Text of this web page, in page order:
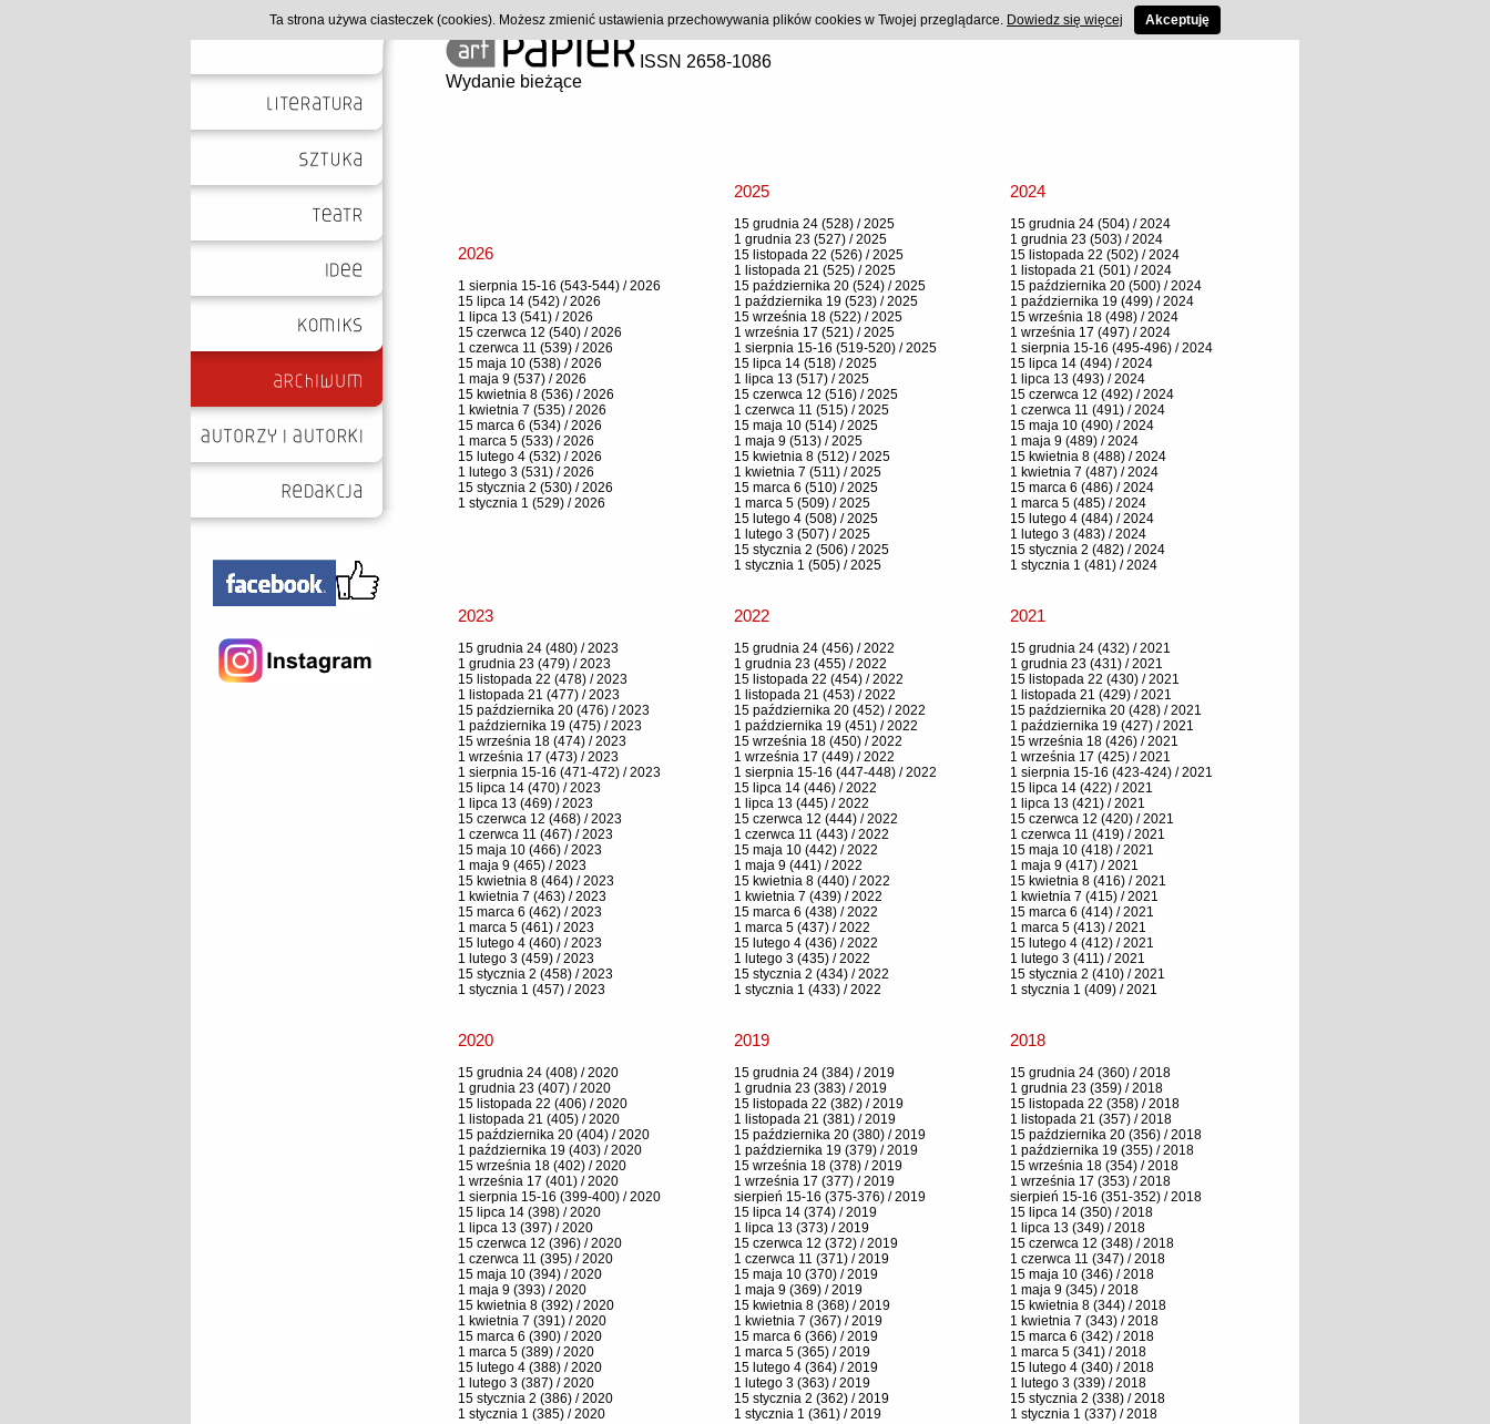
ISSN 2658-1086
Wydanie bieżące
2026
1 sierpnia 15-16 (543-544) / 2026
15 lipca 14 (542) / 2026
1 lipca 13 (541) / 2026
15 czerwca 12 (540) / 2026
1 czerwca 11 (539) / 2026
15 maja 10 (538) / 2026
1 maja 9 (537) / 2026
15 kwietnia 8 (536) / 2026
1 kwietnia 7 (535) / 2026
15 marca 6 (534) / 2026
1 marca 5 (533) / 2026
15 lutego 4 (532) / 2026
1 lutego 3 (531) / 2026
15 stycznia 2 (530) / 2026
1 stycznia 1 (529) / 2026
2025
15 grudnia 24 (528) / 2025
1 grudnia 23 (527) / 2025
15 listopada 22 (526) / 2025
1 listopada 21 (525) / 2025
15 października 20 (524) / 2025
1 października 19 (523) / 2025
15 września 18 (522) / 2025
1 września 17 (521) / 2025
1 sierpnia 15-16 (519-520) / 2025
15 lipca 14 (518) / 2025
1 lipca 13 (517) / 2025
15 czerwca 12 (516) / 2025
1 czerwca 11 (515) / 2025
15 maja 10 (514) / 2025
1 maja 9 (513) / 2025
15 kwietnia 8 (512) / 2025
1 kwietnia 7 (511) / 2025
15 marca 6 (510) / 2025
1 marca 5 (509) / 2025
15 lutego 4 (508) / 2025
1 lutego 3 (507) / 2025
15 stycznia 2 (506) / 2025
1 stycznia 1 (505) / 2025
2024
15 grudnia 24 (504) / 2024
1 grudnia 23 (503) / 2024
15 listopada 22 (502) / 2024
1 listopada 21 (501) / 2024
15 października 20 (500) / 2024
1 października 19 (499) / 2024
15 września 18 (498) / 2024
1 września 17 (497) / 2024
1 sierpnia 15-16 (495-496) / 2024
15 lipca 14 (494) / 2024
1 lipca 13 (493) / 2024
15 czerwca 12 (492) / 2024
1 czerwca 11 (491) / 2024
15 maja 10 (490) / 2024
1 maja 9 (489) / 2024
15 kwietnia 8 (488) / 2024
1 kwietnia 7 (487) / 2024
15 marca 6 (486) / 2024
1 marca 5 (485) / 2024
15 lutego 4 (484) / 2024
1 lutego 3 (483) / 2024
15 stycznia 2 (482) / 2024
1 stycznia 1 (481) / 2024
2023
15 grudnia 24 (480) / 2023
1 grudnia 23 (479) / 2023
15 listopada 22 (478) / 2023
1 listopada 21 (477) / 2023
15 października 20 (476) / 2023
1 października 19 (475) / 2023
15 września 18 (474) / 2023
1 września 17 (473) / 2023
1 sierpnia 15-16 (471-472) / 2023
15 lipca 14 (470) / 2023
1 lipca 13 (469) / 2023
15 czerwca 12 (468) / 2023
1 czerwca 11 (467) / 2023
15 maja 10 (466) / 2023
1 maja 9 (465) / 2023
15 kwietnia 8 (464) / 2023
1 kwietnia 7 (463) / 2023
15 marca 6 (462) / 2023
1 marca 5 (461) / 2023
15 lutego 4 (460) / 2023
1 lutego 3 (459) / 2023
15 stycznia 2 (458) / 2023
1 stycznia 1 (457) / 2023
2022
15 grudnia 24 (456) / 2022
1 grudnia 23 (455) / 2022
15 listopada 22 (454) / 2022
1 listopada 21 (453) / 2022
15 października 20 (452) / 2022
1 października 19 (451) / 2022
15 września 18 (450) / 2022
1 września 17 (449) / 2022
1 sierpnia 15-16 (447-448) / 2022
15 lipca 14 (446) / 2022
1 lipca 13 (445) / 2022
15 czerwca 12 (444) / 2022
1 czerwca 11 (443) / 2022
15 maja 10 (442) / 2022
1 maja 9 (441) / 2022
15 kwietnia 8 (440) / 2022
1 kwietnia 7 (439) / 2022
15 marca 6 (438) / 2022
1 marca 5 (437) / 2022
15 lutego 4 (436) / 2022
1 lutego 3 (435) / 2022
15 stycznia 2 (434) / 2022
1 stycznia 1 (433) / 2022
2021
15 grudnia 24 (432) / 2021
1 grudnia 23 (431) / 2021
15 listopada 22 (430) / 2021
1 listopada 21 (429) / 2021
15 października 20 (428) / 2021
1 października 19 (427) / 2021
15 września 18 (426) / 2021
1 września 17 (425) / 2021
1 sierpnia 15-16 (423-424) / 2021
15 lipca 14 (422) / 2021
1 lipca 13 (421) / 2021
15 czerwca 12 (420) / 2021
1 czerwca 11 (419) / 2021
15 maja 10 (418) / 2021
1 maja 9 (417) / 2021
15 kwietnia 8 (416) / 2021
1 kwietnia 7 (415) / 2021
15 marca 6 (414) / 2021
1 marca 5 (413) / 2021
15 lutego 4 (412) / 2021
1 lutego 3 (411) / 2021
15 stycznia 2 (410) / 2021
1 stycznia 1 (409) / 2021
2020
15 grudnia 24 (408) / 2020
1 grudnia 23 (407) / 2020
15 listopada 22 (406) / 2020
1 listopada 21 (405) / 2020
15 października 20 (404) / 2020
1 października 19 (403) / 2020
15 września 18 (402) / 2020
1 września 17 (401) / 2020
1 sierpnia 15-16 (399-400) / 2020
15 lipca 14 (398) / 2020
1 lipca 13 (397) / 2020
15 czerwca 12 (396) / 2020
1 czerwca 11 (395) / 2020
15 maja 10 (394) / 2020
1 maja 9 (393) / 2020
15 kwietnia 8 (392) / 2020
1 kwietnia 7 (391) / 2020
15 marca 6 (390) / 2020
1 marca 5 (389) / 2020
15 lutego 4 (388) / 2020
1 lutego 3 (387) / 2020
15 stycznia 2 (386) / 2020
1 stycznia 1 (385) / 2020
2019
15 grudnia 24 (384) / 2019
1 grudnia 23 (383) / 2019
15 listopada 22 (382) / 2019
1 listopada 21 (381) / 2019
15 października 20 (380) / 2019
1 października 19 (379) / 2019
15 września 18 (378) / 2019
1 września 17 (377) / 2019
sierpień 15-16 (375-376) / 2019
15 lipca 14 (374) / 2019
1 lipca 13 (373) / 2019
15 czerwca 12 (372) / 2019
1 czerwca 11 (371) / 2019
15 maja 10 (370) / 2019
1 maja 9 (369) / 2019
15 kwietnia 8 (368) / 2019
1 kwietnia 7 (367) / 2019
15 marca 6 (366) / 2019
1 marca 5 (365) / 2019
15 lutego 4 (364) / 2019
1 lutego 3 (363) / 2019
15 stycznia 2 (362) / 2019
1 stycznia 1 (361) / 2019
2018
15 grudnia 24 (360) / 2018
1 grudnia 23 (359) / 2018
15 listopada 22 (358) / 2018
1 listopada 21 (357) / 2018
15 października 20 (356) / 2018
1 października 19 (355) / 2018
15 września 18 (354) / 2018
1 września 17 (353) / 2018
sierpień 15-16 (351-352) / 2018
15 lipca 14 (350) / 2018
1 lipca 13 (349) / 2018
15 czerwca 12 (348) / 2018
1 czerwca 11 (347) / 2018
15 maja 10 (346) / 2018
1 maja 9 (345) / 2018
15 kwietnia 8 (344) / 2018
1 kwietnia 7 (343) / 2018
15 marca 6 (342) / 2018
1 marca 5 (341) / 2018
15 lutego 4 (340) / 2018
1 lutego 3 (339) / 2018
15 stycznia 2 (338) / 2018
1 stycznia 1 (337) / 2018
Ta strona używa ciasteczek (cookies). Możesz zmienić ustawienia przechowywania plików cookies w Twojej przeglądarce. Dowiedz się więcej Akceptuję